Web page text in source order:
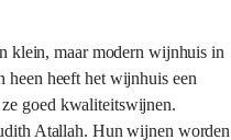
klein, maar modern wijnhuis in
heeft het wijnhuis een
goed kwaliteitswijnen.
Atallah. Hun wijnen worden